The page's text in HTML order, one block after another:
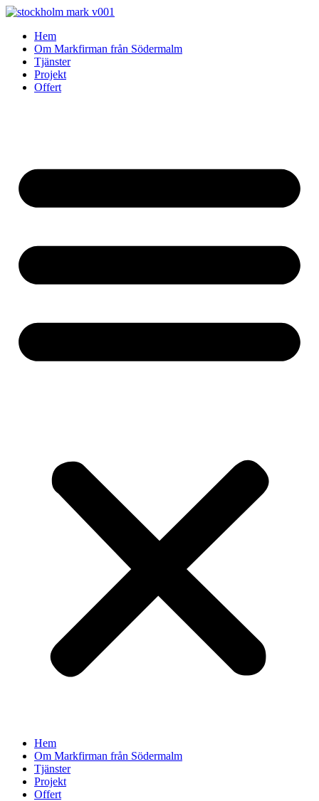
Skip
contentHem
Om Markfirman från Södermalm
Tjänster
Projekt
Offert
Hem
Om Markfirman från Södermalm
Tjänster
Projekt
Offert